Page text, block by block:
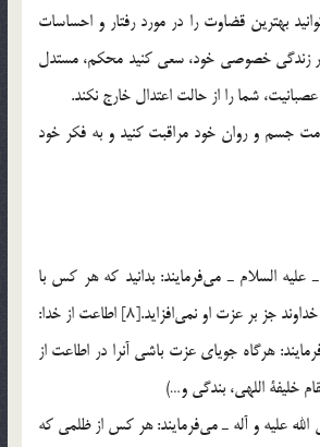
بهترين قضاوت را در مورد رفتار و احساسات
باشيد.[7] 8. در زندگي خصوصي خود، سعي كنيد محكم، مستدل
شما را از حالت اعتدال خارج نكند.
جسم و روان خود مراقبت كنيد و به فكر خود
السلام ـ مي‌فرمايند: بدانيد كه هر كس با
مردم به انصاف رفتار كند، خداوند جز بر عزت او نمي‌افزايد.[8] اطاعت از خدا:
هرگاه جوياي عزت باشي آنرا در اطاعت از
عليه و آله ـ مي‌فرمايند: هر كس از ظلمي كه